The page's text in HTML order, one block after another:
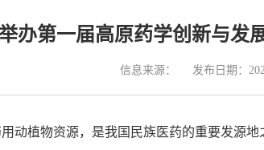
办第一届高原药学创新与发
信息来源： 发布日期：
动植物资源，是我国民族医药的重要发源